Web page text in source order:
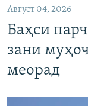
Август 04, 2026
Баҳси
зани
меорад